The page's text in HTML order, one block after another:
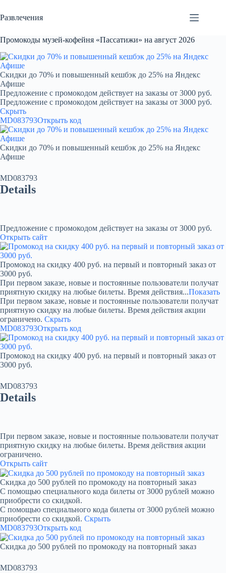
к
сути
Развлечения
Промокоды музей-кофейня «Пассатижи» на август 2026
Скидки до 70% и повышенный кешбэк до 25% на Яндекс
Афише
Предложение с промокодом действует на заказы от 3000 руб.
Предложение с промокодом действует на заказы от 3000 руб.
Скрыть
MD083793Открыть код
Скидки до 70% и повышенный кешбэк до 25% на Яндекс
Афише
MD083793
Details
Предложение с промокодом действует на заказы от 3000 руб.
Открыть сайт
Промокод на скидку 400 руб. на первый и повторный заказ от
3000 руб.
При первом заказе, новые и постоянные пользователи получат
приятную скидку на любые билеты. Время действия...Показать
При первом заказе, новые и постоянные пользователи получат
приятную скидку на любые билеты. Время действия акции
ограничено. Скрыть
MD083793Открыть код
Промокод на скидку 400 руб. на первый и повторный заказ от
3000 руб.
MD083793
Details
При первом заказе, новые и постоянные пользователи получат
приятную скидку на любые билеты. Время действия акции
ограничено.
Открыть сайт
Скидка до 500 рублей по промокоду на повторный заказ
С помощью специального кода билеты от 3000 рублей можно
приобрести со скидкой.
С помощью специального кода билеты от 3000 рублей можно
приобрести со скидкой. Скрыть
MD083793Открыть код
Скидка до 500 рублей по промокоду на повторный заказ
MD083793